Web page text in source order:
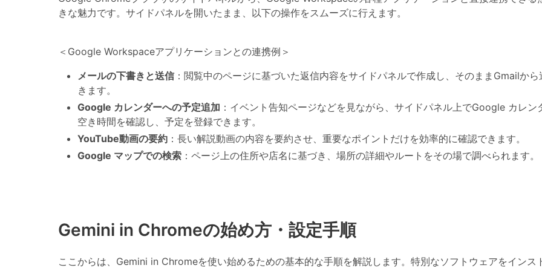
きな魅力です。サイドパネルを開いたまま、以下の操作をスムーズに行えます。
＜Google Workspaceアプリケーションとの連携例＞
メールの下書きと送信 ：閲覧中のページに基づいた返信内容をサイドパネルで作成し、そのままGmailから
きます。
Google カレンダーへの予定追加 ：イベント告知ページなどを見ながら、サイドパネル上でGoogle カレン
空き時間を確認し、予定を登録できます。
YouTube動画の要約 ：長い解説動画の内容を要約させ、重要なポイントだけを効率的に確認できます。
Google マップでの検索 ：ページ上の住所や店名に基づき、場所の詳細やルートをその場で調べられます。
Gemini in Chromeの始め方・設定手順
ここからは、Gemini in Chromeを使い始めるための基本的な手順を解説します。特別なソフトウェアをインス